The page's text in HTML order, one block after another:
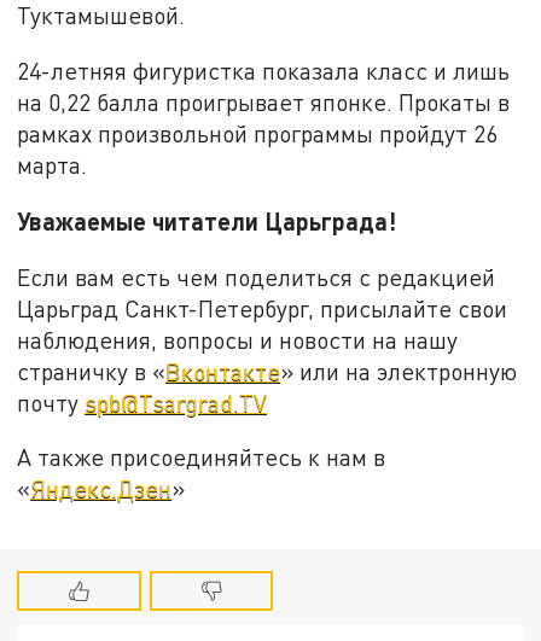
Туктамышевой.
24-летняя фигуристка показала класс и лишь
на 0,22 балла проигрывает японке. Прокаты в
рамках произвольной программы пройдут 26
марта.
Уважаемые читатели Царьграда!
Если вам есть чем поделиться с редакцией
Царьград Санкт-Петербург, присылайте свои
наблюдения, вопросы и новости на нашу
страничку в «Вконтакте» или на электронную
почту spb@Tsargrad.TV
А также присоединяйтесь к нам в
«Яндекс.Дзен»